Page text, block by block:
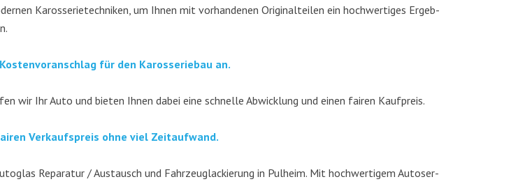
Karos­se­rie­tech­ni­ken, um Ihnen mit vor­han­de­nen Ori­gi­nal­tei­len ein hoch­wer­ti­ges Ergeb­
für den Karos­se­rie­bau an.
wir Ihr Auto und bie­ten Ihnen dabei eine schnel­le Abwick­lung und einen fai­ren Kaufpreis.
Ver­kaufs­preis ohne viel Zeitaufwand.
Repa­ra­tur / Aus­tausch und Fahr­zeug­la­ckie­rung in Pul­heim. Mit hoch­wer­ti­gem Auto­ser­